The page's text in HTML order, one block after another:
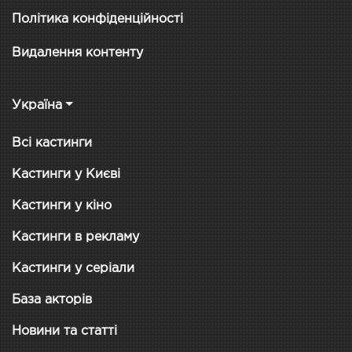
Політика конфіденційності
Видалення контенту
Україна
Всі кастинги
Кастинги у Києві
Кастинги у кіно
Кастинги в рекламу
Кастинги у серіали
База акторів
Новини та статті